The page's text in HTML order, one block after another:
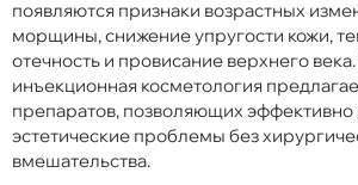
появляются признаки возрастных
морщины, снижение упругости кожи,
отечность и провисание верхнего
инъекционная косметология
препаратов, позволяющих эффективно
эстетические проблемы без
вмешательства.